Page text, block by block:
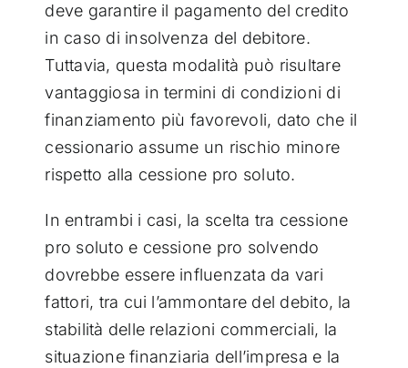
deve garantire il pagamento del credito
in caso di insolvenza del debitore.
Tuttavia, questa modalità può risultare
vantaggiosa in termini di condizioni di
finanziamento più favorevoli, dato che il
cessionario assume un rischio minore
rispetto alla cessione pro soluto.
In entrambi i casi, la scelta tra cessione
pro soluto e cessione pro solvendo
dovrebbe essere influenzata da vari
fattori, tra cui l’ammontare del debito, la
stabilità delle relazioni commerciali, la
situazione finanziaria dell’impresa e la